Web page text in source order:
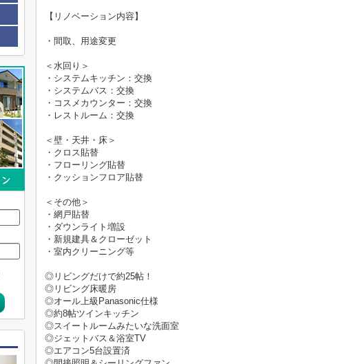
【リノベーション内容】
・間取、用途変更
＜水回り＞
・システムキッチン：交換
・システムバス：交換
・コスメカウンター：交換
・レストルーム：交換
＜壁・天井・床＞
・クロス貼替
・フローリング貼替
・クッションフロア貼替
＜その他＞
・網戸貼替
・ダウンライト増設
・新規建具＆クローゼット
・室内クリーニング等
◎リビングだけで約25帖！
◎リビング床暖房
◎オール上級Panasonic仕様
◎約8帖ツインキッチン
◎スイートルームみたいな洗面室
◎ジェットバス＆浴室TV
◎エアコン5台設置済